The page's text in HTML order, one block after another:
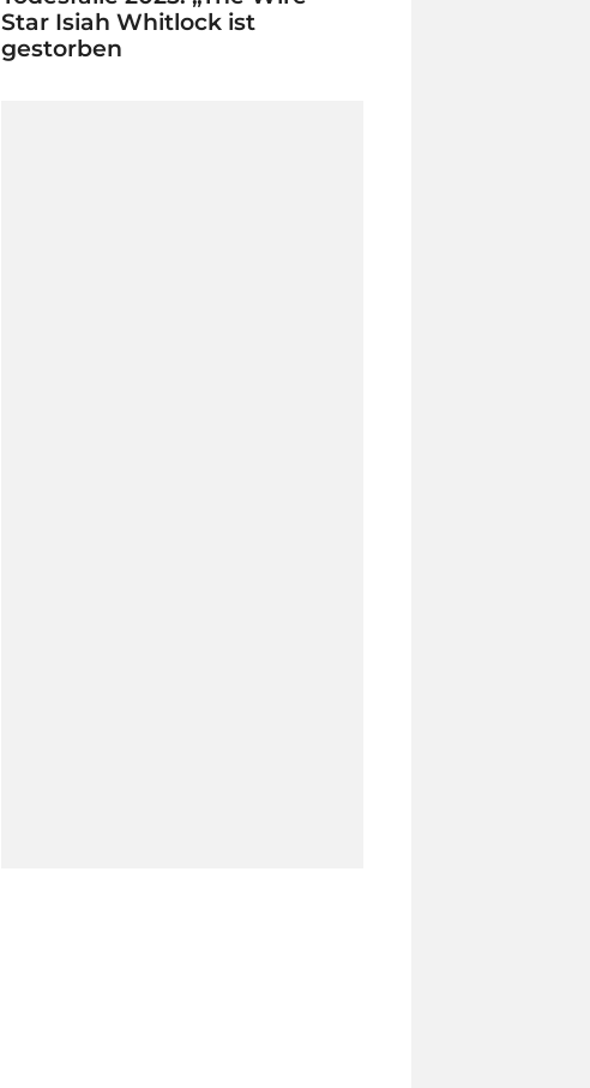
Star Isiah Whitlock ist
gestorben